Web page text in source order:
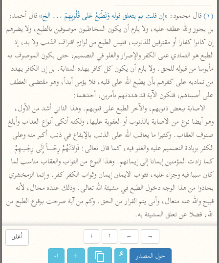
منتقاة
تفسير ابن القيم
تفسير ابن تيمية
عامّة
تفسير السمعاني
تفسير مكّي
محاسن التأويل
للقاسمي
تفسير الثعالبي
تفسير السمرقندي
تفسير الثعلبي
نظم الدرر للبقاعي
لغة وبلاغة
التحرير والتنوير
المحرر الوجيز لابن
عطية
البحر المحيط لأبي
حيان
البسيط للواحدي
تفسير أبي السعود
الكشاف للزمخشري
جامع البيان للإيجي
تفسير البيضاوي
تفسير النسفي
الوجيز للواحدي
تفسير ابن أبي زمنين
آثار
موسوعة التفسير
المأثور
الدر المنثور
تفسير ابن أبي حاتم
تفسير مقاتل
(١) قال محمود: «إن قلت بم يتعلق قوله وَنَطْبَعُ عَلى قُلُوبِهِمْ ... الخ»
على أصبناهم، فتكون الآية قد هددتهم بأمرين، أحدهما:
الله، فضلا عن تعلق المشيئة به.
أغلق →
←
↑
↓
حول المصدر ا+ ا-